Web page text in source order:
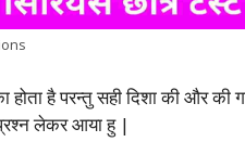
होता है परन्तु सही दिशा की और
प्रश्न लेकर आया हु |